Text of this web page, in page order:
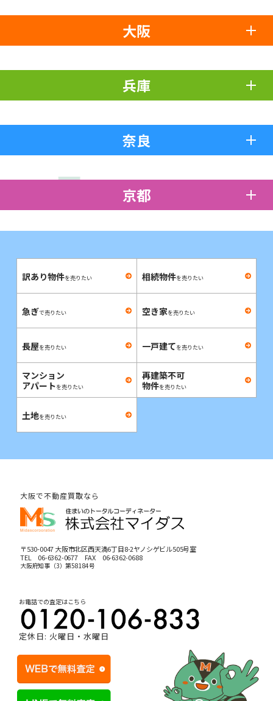
大阪
兵庫
奈良
京都
訳あり物件を売りたい 相続物件を売りたい
急ぎで売りたい 空き家を売りたい
長屋を売りたい 一戸建てを売りたい
マンション
アパートを売りたい
再建築不可
物件を売りたい
土地を売りたい
大阪で不動産買取なら
〒530-0047 大阪市北区西天満6丁目8-2ヤノシゲビル505号室
TEL 06-6362-0677FAX 06-6362-0688
大阪府知事（3）第58184号
お電話での査定はこちら
定休日: 火曜日・水曜日